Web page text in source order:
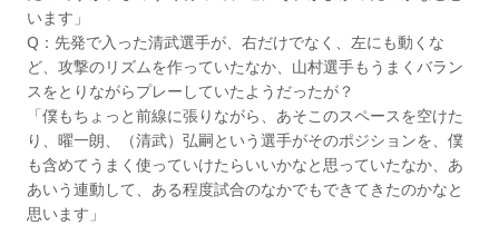
います」
Q：先発で入った清武選手が、右だけでなく、左にも動くな
ど、攻撃のリズムを作っていたなか、山村選手もうまくバラン
スをとりながらプレーしていたようだったが？
「僕もちょっと前線に張りながら、あそこのスペースを空けた
り、曜一朗、（清武）弘嗣という選手がそのポジションを、僕
も含めてうまく使っていけたらいいかなと思っていたなか、あ
あいう連動して、ある程度試合のなかでもできてきたのかなと
思います」